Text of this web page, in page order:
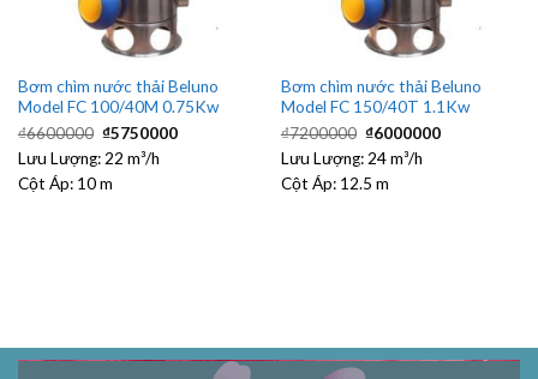
Bơm chìm nước thải Beluno
Model FC 100/40M 0.75Kw
₫6600000 Giá
gốc
là:
₫5750000Giá
hiện
Lưu Lượng: 22 m³/h
Cột Áp: 10 m
Bơm chìm nước thải Beluno
Model FC 150/40T 1.1Kw
₫7200000 Giá
gốc
là:
₫7200000.
₫6000000Giá
hiện
Lưu Lượng: 24 m³/h
Cột Áp: 12.5 m